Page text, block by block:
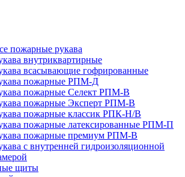
пожарные рукава
внутриквартирные
всасывающие гофрированные
пожарные РПМ-Д
пожарные Селект РПМ-В
пожарные Эксперт РПМ-В
пожарные классик РПК-Н/В
пожарные латексированные РПМ-П
пожарные премиум РПМ-В
с внутренней гидроизоляционной
щиты